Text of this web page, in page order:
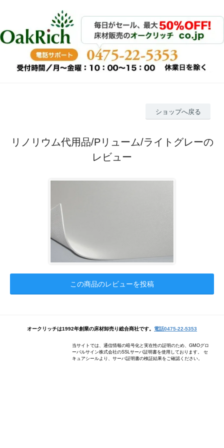
ショップへ戻る
リノリウム代用品/Pリューム/ライトグレーの
レビュー
この商品のレビューを投稿
オークリッチは1992年創業の床材卸売り総合商社です。 電話0475-22-5353
当サイトでは、通信情報の暗号化と実在性の証明のため、GMOグロ
ーバルサイン株式会社のSSLサーバ証明書を使用しております。 セ
キュアシールより、サーバ証明書の検証結果をご確認ください。